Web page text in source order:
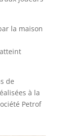
la maison
de
à la
Petrof